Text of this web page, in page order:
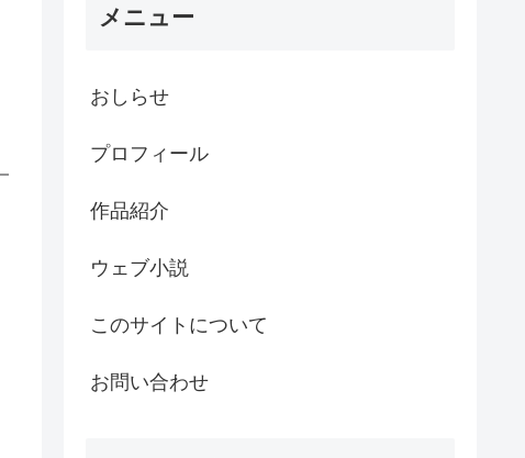
メニュー
おしらせ
プロフィール
作品紹介
ウェブ小説
このサイトについて
お問い合わせ